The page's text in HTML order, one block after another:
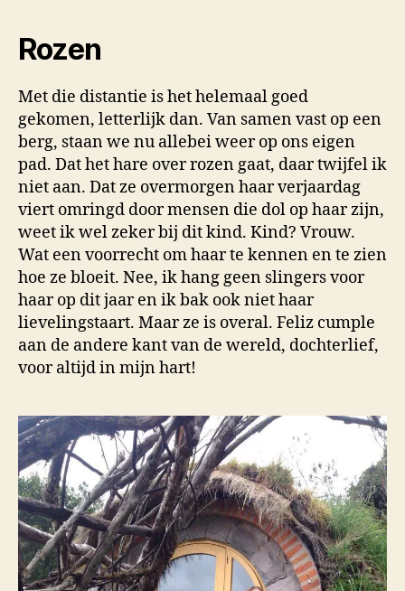
Rozen
Met die distantie is het helemaal goed
gekomen, letterlijk dan. Van samen vast op een
berg, staan we nu allebei weer op ons eigen
pad. Dat het hare over rozen gaat, daar twijfel ik
niet aan. Dat ze overmorgen haar verjaardag
viert omringd door mensen die dol op haar zijn,
weet ik wel zeker bij dit kind. Kind? Vrouw.
Wat een voorrecht om haar te kennen en te zien
hoe ze bloeit. Nee, ik hang geen slingers voor
haar op dit jaar en ik bak ook niet haar
lievelingstaart. Maar ze is overal. Feliz cumple
aan de andere kant van de wereld, dochterlief,
voor altijd in mijn hart!